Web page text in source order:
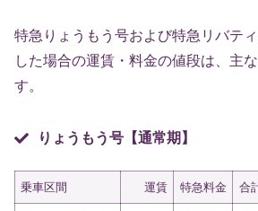
特急りょうもう号および特急リバテ
した場合の運賃・料金の値段は、主
す。
りょうもう号【通常期】
乗車区間 運賃 特急料金 合